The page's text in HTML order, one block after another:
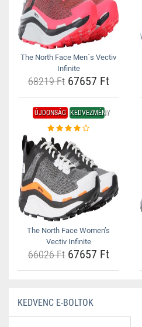
The North Face Men´s Vectiv
Infinite
68219 Ft67657 Ft
ÚJDONSÁG KEDVEZMÉNY
The North Face Women’s
Vectiv Infinite
66026 Ft67657 Ft
KEDVENC E-BOLTOK